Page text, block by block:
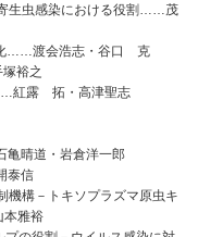
生虫感染における役割……茂
化……渡会浩志・谷口 克
裕之
紅露 拓・高津聖志
晴道・岩倉洋一郎
泰信
構－トキソプラズマ原虫キ
雅裕